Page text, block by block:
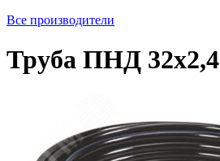
Все производители
Труба ПНД 32х2,4